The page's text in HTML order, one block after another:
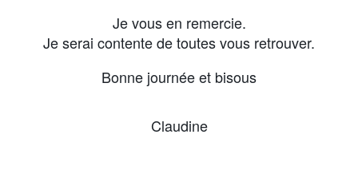
Je vous en remercie.
Je serai contente de toutes vous retrouver.
Bonne journée et bisous
Claudine